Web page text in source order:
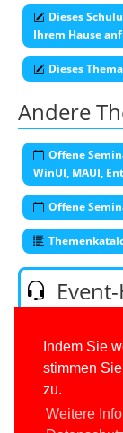
Indem Sie
stimmen
zu.
Weitere
Dieses
Ihrem Hause
Dieses
Andere
Offene
WinUI, MAUI,
Offene
E-Mail: